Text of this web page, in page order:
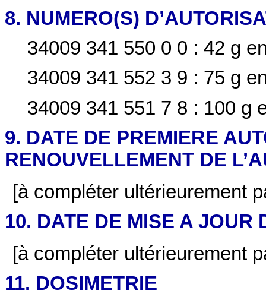
8. NUMERO(S)
34009 341 550 0 0 : 42 g
34009 341 552 3 9 : 75 g
34009 341 551 7 8 : 100 g
9. DATE DE PREMIERE
RENOUVELLEMENT DE
[à compléter ultérieurement
10. DATE DE MISE A JOUR
[à compléter ultérieurement
11. DOSIMETRIE